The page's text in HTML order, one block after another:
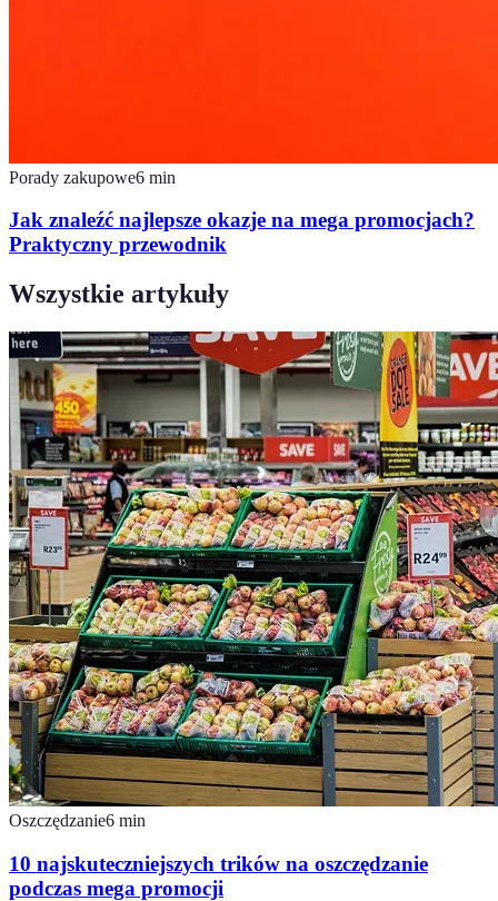
Porady zakupowe6 min
Jak znaleźć najlepsze okazje na mega promocjach?
Praktyczny przewodnik
Wszystkie artykuły
Oszczędzanie6 min
10 najskuteczniejszych trików na oszczędzanie
podczas mega promocji